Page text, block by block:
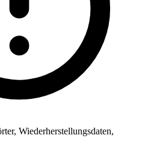
Wiederherstellungsdaten,